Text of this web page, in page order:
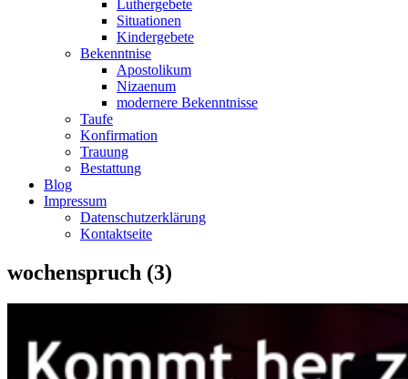
Luthergebete
Situationen
Kindergebete
Bekenntnise
Apostolikum
Nizaenum
modernere Bekenntnisse
Taufe
Konfirmation
Trauung
Bestattung
Blog
Impressum
Datenschutzerklärung
Kontaktseite
wochenspruch (3)